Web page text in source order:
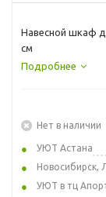
Навесной шкаф
см
Подробнее
Нет в наличии
УЮТ Астана
Новосибирск,
УЮТ в тц